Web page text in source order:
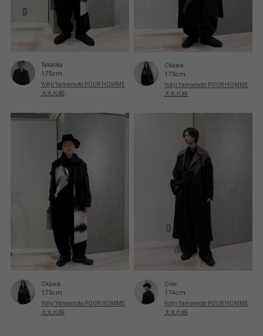
Takaoka
175cm
Yohji Yamamoto POUR HOMME
大丸札幌
Okawa
173cm
Yohji Yamamoto POUR HOMME
大丸札幌
Okawa
173cm
Yohji Yamamoto POUR HOMME
大丸札幌
Oike
174cm
Yohji Yamamoto POUR HOMME
大丸札幌